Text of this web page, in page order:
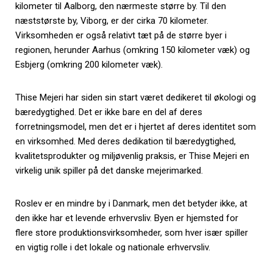
kilometer til Aalborg, den nærmeste større by. Til den
næststørste by, Viborg, er der cirka 70 kilometer.
Virksomheden er også relativt tæt på de større byer i
regionen, herunder Aarhus (omkring 150 kilometer væk) og
Esbjerg (omkring 200 kilometer væk).
Thise Mejeri har siden sin start været dedikeret til økologi og
bæredygtighed. Det er ikke bare en del af deres
forretningsmodel, men det er i hjertet af deres identitet som
en virksomhed. Med deres dedikation til bæredygtighed,
kvalitetsprodukter og miljøvenlig praksis, er Thise Mejeri en
virkelig unik spiller på det danske mejerimarked.
Roslev er en mindre by i Danmark, men det betyder ikke, at
den ikke har et levende erhvervsliv. Byen er hjemsted for
flere store produktionsvirksomheder, som hver især spiller
en vigtig rolle i det lokale og nationale erhvervsliv.